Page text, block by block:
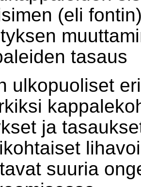
(eli
tasaus
ulkopuoliset
ja
suuria